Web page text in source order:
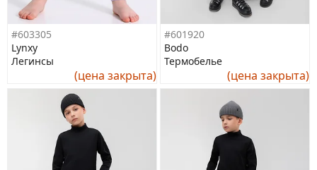
#603305
Lynxy
Легинсы
(цена закрыта)
#601920
Bodo
Термобелье
(цена закрыта)